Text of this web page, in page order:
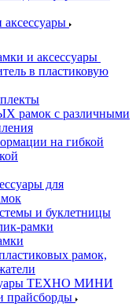
и аксессуары
в пластиковую
с различными
на гибкой
для
и буклетницы
рамки
рамок,
ТЕХНО МИНИ
прайсборды